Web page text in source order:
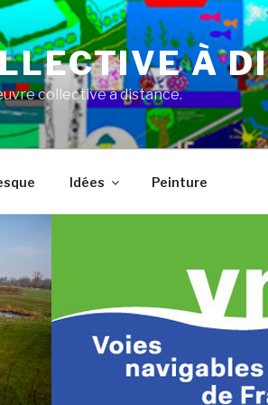
À
collective à distance.
Idées Peinture